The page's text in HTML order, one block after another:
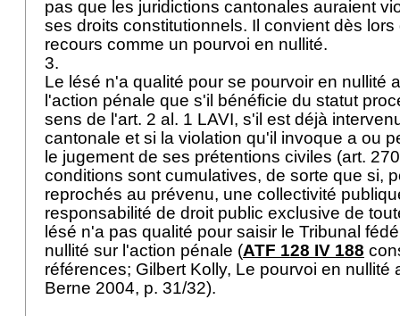
pas que les juridictions cantonales auraient
ses droits constitutionnels. Il convient dès
recours comme un pourvoi en nullité.
3.
Le lésé n'a qualité pour se pourvoir en nullité
l'action pénale que s'il bénéficie du statut
sens de l'art. 2 al. 1 LAVI, s'il est déjà
cantonale et si la violation qu'il invoque a ou
le jugement de ses prétentions civiles (art.
conditions sont cumulatives, de sorte que si,
reprochés au prévenu, une collectivité
responsabilité de droit public exclusive de
lésé n'a pas qualité pour saisir le Tribunal
nullité sur l'action pénale (ATF 128 IV 188
références; Gilbert Kolly, Le pourvoi en nullité
Berne 2004, p. 31/32).